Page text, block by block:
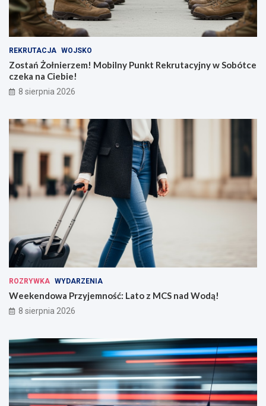
REKRUTACJA WOJSKO
Zostań Żołnierzem! Mobilny Punkt Rekrutacyjny w Sobótce
czeka na Ciebie!
8 sierpnia 2026
ROZRYWKA WYDARZENIA
Weekendowa Przyjemność: Lato z MCS nad Wodą!
8 sierpnia 2026